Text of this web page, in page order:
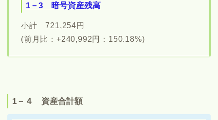
1－3 暗号資産残高
小計 721,254円
(前月比：+240,992円：150.18%)
1－４ 資産合計額